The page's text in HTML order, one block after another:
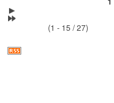
(1 - 15 / 27)